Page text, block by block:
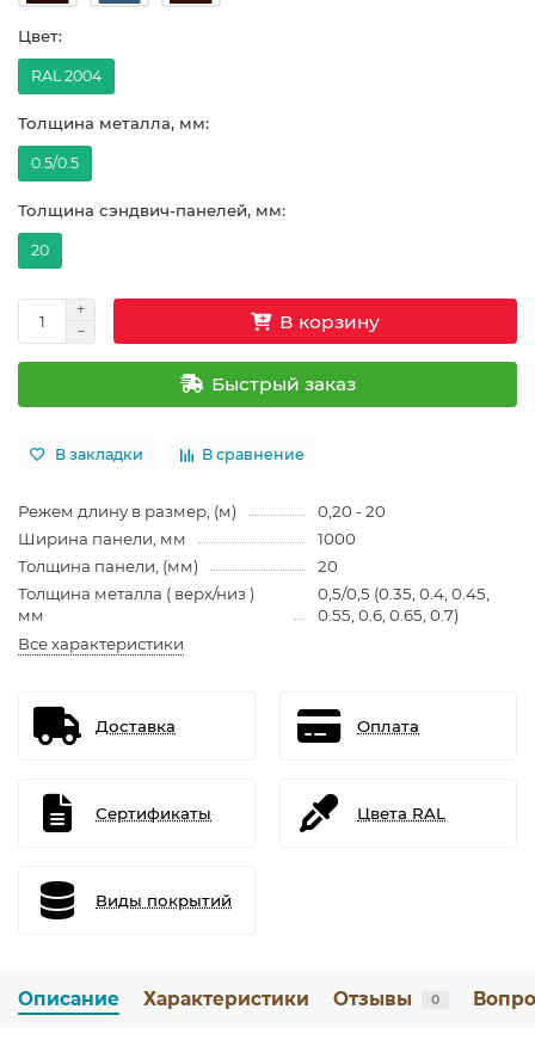
Цвет:
RAL 2004
Толщина металла, мм:
0.5/0.5
Толщина сэндвич-панелей, мм:
20
В корзину
Быстрый заказ
В закладки В сравнение
Режем длину в размер, (м)
0,20 - 20
Ширина панели, мм
1000
Толщина панели, (мм)
20
Толщина металла ( верх/низ )
мм
0,5/0,5 (0.35, 0.4, 0.45,
0.55, 0.6, 0.65, 0.7)
Все характеристики
Доставка Оплата
Сертификаты Цвета RAL
Виды покрытий
Описание Характеристики Отзывы 0